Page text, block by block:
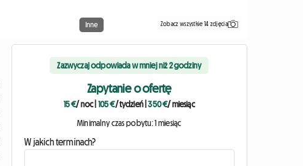
Inne Zobacz wszystkie 14 zdjęcia
Zazwyczaj odpowiada w mniej niż 2 godziny
Zapytanie o ofertę
15 €/ noc 105 €/ tydzień|350 €/ miesiąc
Minimalny czas pobytu: 1 miesiąc
W jakich terminach?